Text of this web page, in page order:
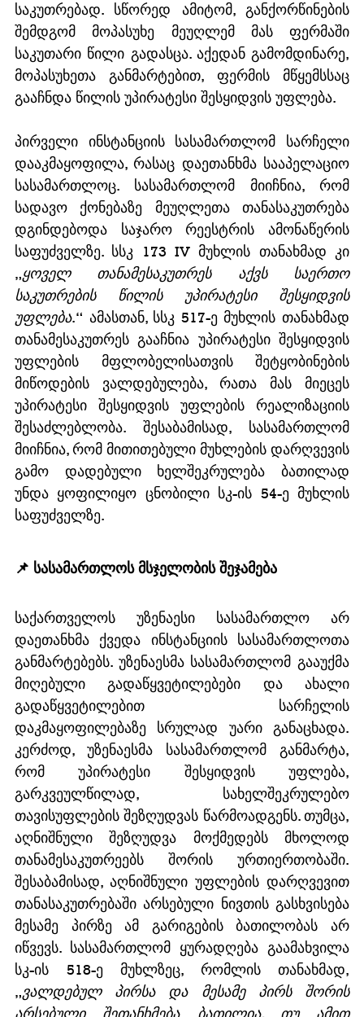
საკუთრებად. სწორედ ამიტომ, განქორწინების
შემდგომ მოპასუხე მეუღლემ მას ფერმაში
საკუთარი წილი გადასცა. აქედან გამომდინარე,
მოპასუხეთა განმარტებით, ფერმის მწყემსსაც
გააჩნდა წილის უპირატესი შესყიდვის უფლება.
პირველი ინსტანციის სასამართლომ სარჩელი
დააკმაყოფილა, რასაც დაეთანხმა სააპელაციო
სასამართლოც. სასამართლომ მიიჩნია, რომ
სადავო ქონებაზე მეუღლეთა თანასაკუთრება
დგინდებოდა საჯარო რეესტრის ამონაწერის
საფუძველზე. სსკ 173 IV მუხლის თანახმად კი
„ყოველ თანამესაკუთრეს აქვს საერთო
საკუთრების წილის უპირატესი შესყიდვის
უფლება.“ ამასთან, სსკ 517-ე მუხლის თანახმად
თანამესაკუთრეს გააჩნია უპირატესი შესყიდვის
უფლების მფლობელისათვის შეტყობინების
მიწოდების ვალდებულება, რათა მას მიეცეს
უპირატესი შესყიდვის უფლების რეალიზაციის
შესაძლებლობა. შესაბამისად, სასამართლომ
მიიჩნია, რომ მითითებული მუხლების დარღვევის
გამო დადებული ხელშეკრულება ბათილად
უნდა ყოფილიყო ცნობილი სკ-ის 54-ე მუხლის
საფუძველზე.
📌 სასამართლოს მსჯელობის შეჯამება
საქართველოს უზენაესი სასამართლო არ
დაეთანხმა ქვედა ინსტანციის სასამართლოთა
განმარტებებს. უზენაესმა სასამართლომ გააუქმა
მიღებული გადაწყვეტილებები და ახალი
გადაწყვეტილებით სარჩელის
დაკმაყოფილებაზე სრულად უარი განაცხადა.
კერძოდ, უზენაესმა სასამართლომ განმარტა,
რომ უპირატესი შესყიდვის უფლება,
გარკვეულწილად, სახელშეკრულებო
თავისუფლების შეზღუდვას წარმოადგენს. თუმცა,
აღნიშნული შეზღუდვა მოქმედებს მხოლოდ
თანამესაკუთრეებს შორის ურთიერთობაში.
შესაბამისად, აღნიშნული უფლების დარღვევით
თანასაკუთრებაში არსებული ნივთის გასხვისება
მესამე პირზე ამ გარიგების ბათილობას არ
იწვევს. სასამართლომ ყურადღება გაამახვილა
სკ-ის 518-ე მუხლზეც, რომლის თანახმად,
„ვალდებულ პირსა და მესამე პირს შორის
არსებული შეთანხმება ბათილია, თუ ამით